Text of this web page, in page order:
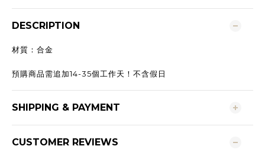
DESCRIPTION
材質：合金
預購商品需追加14-35個工作天！不含假日
SHIPPING & PAYMENT
CUSTOMER REVIEWS